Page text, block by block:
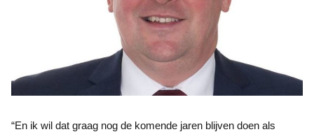
“En ik wil dat graag nog de komende jaren blijven doen als